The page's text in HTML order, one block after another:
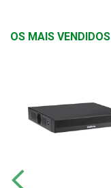
OS MAIS VENDIDOS